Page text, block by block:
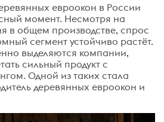
евроокон в России
момент. Несмотря на
в общем производстве, спрос
сегмент устойчиво растёт.
выделяются компании,
сильный продукт с
Одной из таких стала
деревянных евроокон и